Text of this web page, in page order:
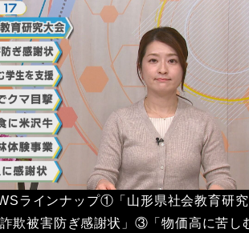
ラインナップ①「山形県社会教育研究
欺被害防ぎ感謝状」③「物価高に苦し